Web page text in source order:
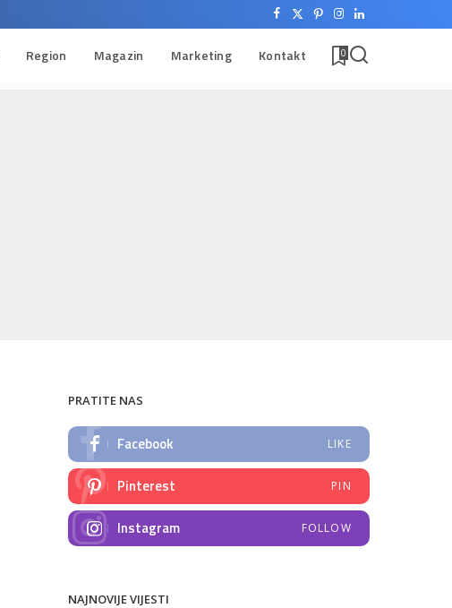
Region Magazin Marketing Kontakt 0
PRATITE NAS
Facebook LIKE
Pinterest PIN
Instagram FOLLOW
NAJNOVIJE VIJESTI